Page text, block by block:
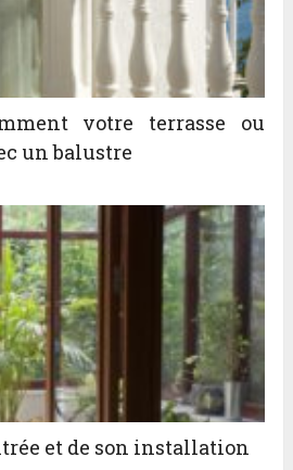
votre terrasse ou
un balustre
et de son installation